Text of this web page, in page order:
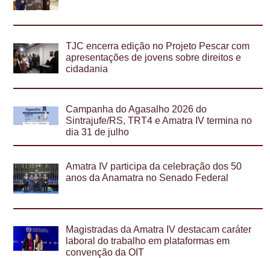
TJC encerra edição no Projeto Pescar com
apresentações de jovens sobre direitos e
cidadania
Campanha do Agasalho 2026 do
Sintrajufe/RS, TRT4 e Amatra IV termina no
dia 31 de julho
Amatra IV participa da celebração dos 50
anos da Anamatra no Senado Federal
Magistradas da Amatra IV destacam caráter
laboral do trabalho em plataformas em
convenção da OIT